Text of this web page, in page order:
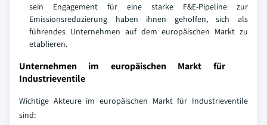
sein Engagement für eine starke F&E-Pipeline zur
Emissionsreduzierung haben ihnen geholfen, sich als
führendes Unternehmen auf dem europäischen Markt zu
etablieren.
Unternehmen im europäischen Markt für
Industrieventile
Wichtige Akteure im europäischen Markt für Industrieventile
sind: